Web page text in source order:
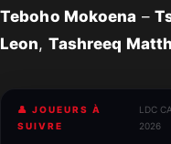
Teboho Mokoena –
Leon, Tashreeq
👤 JOUEURS À
SUIVRE
LDC
2026